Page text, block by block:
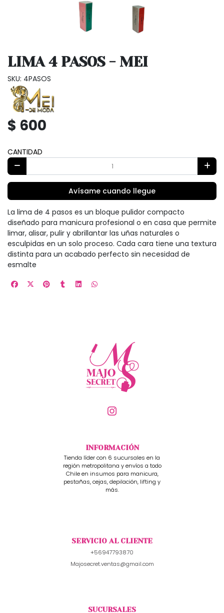
LIMA 4 PASOS - MEI
SKU: 4PASOS
$ 600
CANTIDAD
Avísame cuando llegue
La lima de 4 pasos es un bloque pulidor compacto
diseñado para manicura profesional o en casa que permite
limar, alisar, pulir y abrillantar las uñas naturales o
esculpidas en un solo proceso. Cada cara tiene una textura
distinta para un acabado perfecto sin necesidad de
esmalte
INFORMACIÓN
Tienda líder con 6 sucursales en la
región metropolitana y envíos a todo
Chile en insumos para manicura,
pestañas, cejas, depilación, lifting y
más.
SERVICIO AL CLIENTE
+56947793870
Majosecret.ventas@gmail.com
SUCURSALES